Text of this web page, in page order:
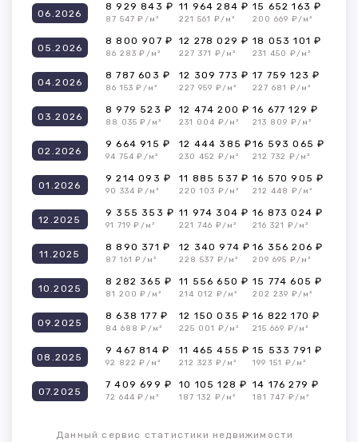
06.2026
8 929 843 ₽
87 547 ₽/м²
11 964 284 ₽
221 561 ₽/м²
15 652 163 ₽
200 669 ₽/м²
05.2026
8 800 907 ₽
86 283 ₽/м²
12 278 029 ₽
227 371 ₽/м²
18 053 101 ₽
231 450 ₽/м²
04.2026
8 787 603 ₽
86 153 ₽/м²
12 309 773 ₽
227 959 ₽/м²
17 759 123 ₽
227 681 ₽/м²
03.2026
8 979 523 ₽
88 035 ₽/м²
12 474 200 ₽
231 004 ₽/м²
16 677 129 ₽
213 809 ₽/м²
02.2026
9 664 915 ₽
94 754 ₽/м²
12 444 385 ₽
230 452 ₽/м²
16 593 065 ₽
212 732 ₽/м²
01.2026
9 214 093 ₽
90 334 ₽/м²
11 885 537 ₽
220 103 ₽/м²
16 570 905 ₽
212 448 ₽/м²
12.2025
9 355 353 ₽
91 719 ₽/м²
11 974 304 ₽
221 746 ₽/м²
16 873 024 ₽
216 321 ₽/м²
11.2025
8 890 371 ₽
87 161 ₽/м²
12 340 974 ₽
228 537 ₽/м²
16 356 206 ₽
209 695 ₽/м²
10.2025
8 282 365 ₽
81 200 ₽/м²
11 556 650 ₽
214 012 ₽/м²
15 774 605 ₽
202 239 ₽/м²
09.2025
8 638 177 ₽
84 688 ₽/м²
12 150 035 ₽
225 001 ₽/м²
16 822 170 ₽
215 669 ₽/м²
08.2025
9 467 814 ₽
92 822 ₽/м²
11 465 455 ₽
212 323 ₽/м²
15 533 791 ₽
199 151 ₽/м²
07.2025
7 409 699 ₽
72 644 ₽/м²
10 105 128 ₽
187 132 ₽/м²
14 176 279 ₽
181 747 ₽/м²
Данный сервис статистики недвижимости